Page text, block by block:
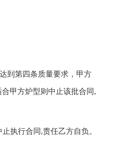
到第四条质量要求，甲方
甲方炉型则中止该批合同,
执行合同,责任乙方自负。